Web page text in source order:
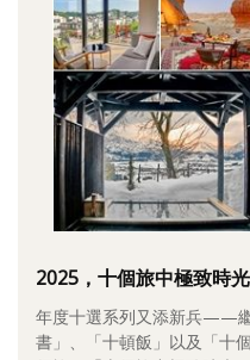
生活風
書房集
日記簿
餐桌週記
享樂隨手拍
照相簿
影音區
2025，十個旅中極致時光
年度十選系列又添新兵——
書」、「十頓飯」以及「十